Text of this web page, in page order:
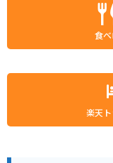
食べ
楽天ト